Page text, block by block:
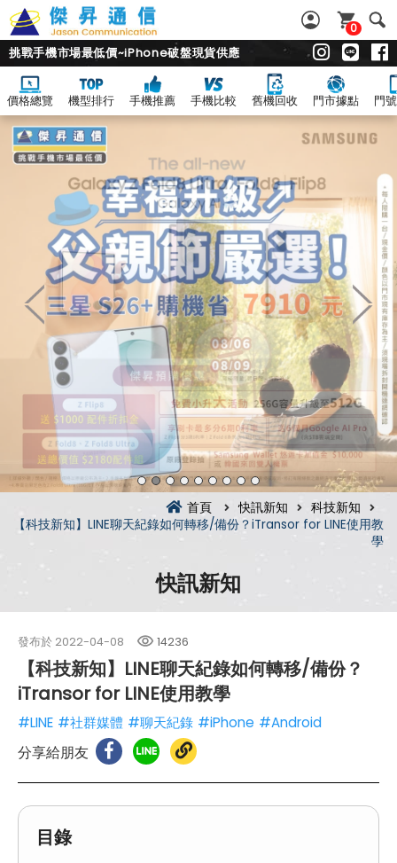
0
挑戰手機市場最低價~iPhone破盤現貨供應
價格總覽 機型排行 手機推薦 手機比較 舊機回收 門市據點 門
首頁 快訊新知
科技新知
【科技新知】LINE聊天紀錄如何轉移/備份？iTransor for LINE使用教
學
快訊新知
發布於 2022-04-08 14236
【科技新知】LINE聊天紀錄如何轉移/備份？
iTransor for LINE使用教學
#LINE #社群媒體 #聊天紀錄 #iPhone #Android
分享給朋友
目錄